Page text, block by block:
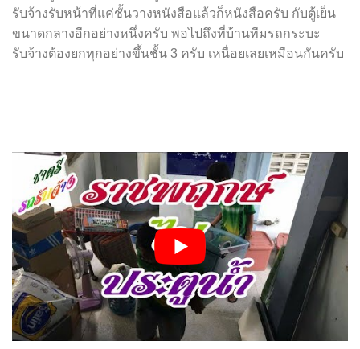
รับจ้างรับหน้าที่แค่ชั้นวางหนังสือแล้วก็หนังสือครับ กับตู้เย็น
ขนาดกลางอีกอย่างหนึ่งครับ พอไปถึงที่บ้านทีมรถกระบะ
รับจ้างต้องยกทุกอย่างขึ้นชั้น 3 ครับ เหนื่อยเลยเหมือนกันครับ